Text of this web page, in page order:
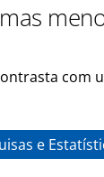
com
e